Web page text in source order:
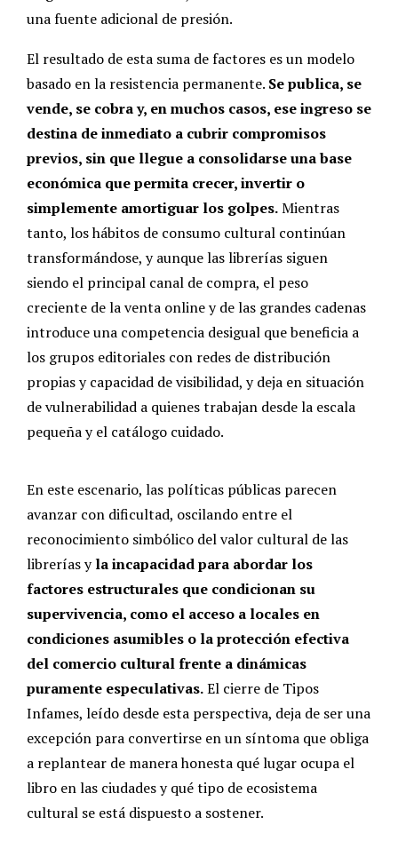
una fuente adicional de presión.
El resultado de esta suma de factores es un modelo
basado en la resistencia permanente. Se publica, se
vende, se cobra y, en muchos casos, ese ingreso se
destina de inmediato a cubrir compromisos
previos, sin que llegue a consolidarse una base
económica que permita crecer, invertir o
simplemente amortiguar los golpes.Mientras
tanto, los hábitos de consumo cultural continúan
transformándose, y aunque las librerías siguen
siendo el principal canal de compra, el peso
creciente de la venta online y de las grandes cadenas
introduce una competencia desigual que beneficia a
los grupos editoriales con redes de distribución
propias y capacidad de visibilidad, y deja en situación
de vulnerabilidad a quienes trabajan desde la escala
pequeña y el catálogo cuidado.
En este escenario, las políticas públicas parecen
avanzar con dificultad, oscilando entre el
reconocimiento simbólico del valor cultural de las
librerías yla incapacidad para abordar los
factores estructurales que condicionan su
supervivencia, como el acceso a locales en
condiciones asumibles o la protección efectiva
del comercio cultural frente a dinámicas
puramente especulativas.El cierre de Tipos
Infames, leído desde esta perspectiva, deja de ser una
excepción para convertirse en un síntoma que obliga
a replantear de manera honesta qué lugar ocupa el
libro en las ciudades y qué tipo de ecosistema
cultural se está dispuesto a sostener.